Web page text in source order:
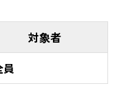
対象者
員